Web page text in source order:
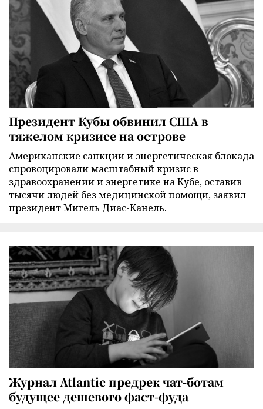
Президент Кубы обвинил США в
тяжелом кризисе на острове
Американские санкции и энергетическая блокада
спровоцировали масштабный кризис в
здравоохранении и энергетике на Кубе, оставив
тысячи людей без медицинской помощи, заявил
президент Мигель Диас-Канель.
Журнал Atlantic предрек чат-ботам
будущее дешевого фаст-фуда